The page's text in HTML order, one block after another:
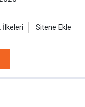
İlkeleri Sitene Ekle